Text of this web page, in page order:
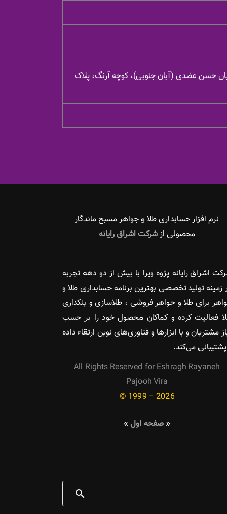
حسن عضدی (آبان جنوبی)، کوچه آرنگ، پلاک
نرم افزار حسابداری طلا و جواهر مسبح ماندگار‌
محصولی ازشرکت اشراق رایانه
اشراق رایانه پژوه ویرا با بیش از دو دهه تجربه
زمینه تولید تخصصی بهترین برنامه حسابداری طلا و
برای طلا و جواهر فروشی ، طلاسازی و بنکداری
فعالیت کرده و کماکان محصول خود را بر حسب
مشتریان و با ابزارها و فناوری‌های نوین ارتقاء داده
می‌کند.
All Rights Reserved for Eshragh Rayaneh
Pajooh Vira
© 1999 – 2026
«صفحه اول»